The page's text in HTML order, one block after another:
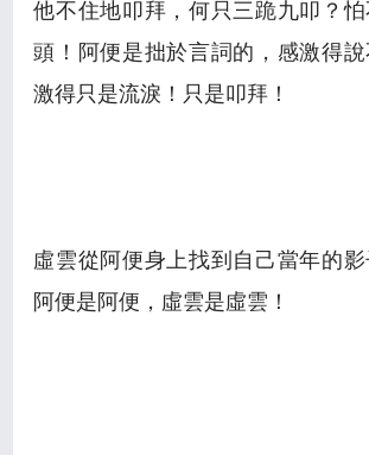
他不住地叩拜，何只三跪九叩？
頭！阿便是拙於言詞的，感激得
激得只是流淚！只是叩拜！
虛雲從阿便身上找到自己當年的影
阿便是阿便，虛雲是虛雲！